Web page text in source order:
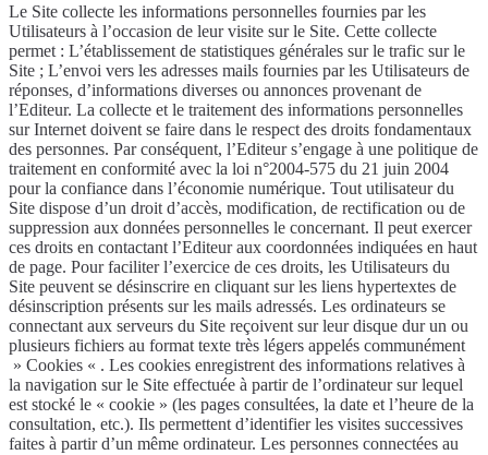
Le Site collecte les informations personnelles fournies par les
Utilisateurs à l’occasion de leur visite sur le Site. Cette collecte
permet : L’établissement de statistiques générales sur le trafic sur le
Site ; L’envoi vers les adresses mails fournies par les Utilisateurs de
réponses, d’informations diverses ou annonces provenant de
l’Editeur. La collecte et le traitement des informations personnelles
sur Internet doivent se faire dans le respect des droits fondamentaux
des personnes. Par conséquent, l’Editeur s’engage à une politique de
traitement en conformité avec la loi n°2004-575 du 21 juin 2004
pour la confiance dans l’économie numérique. Tout utilisateur du
Site dispose d’un droit d’accès, modification, de rectification ou de
suppression aux données personnelles le concernant. Il peut exercer
ces droits en contactant l’Editeur aux coordonnées indiquées en haut
de page. Pour faciliter l’exercice de ces droits, les Utilisateurs du
Site peuvent se désinscrire en cliquant sur les liens hypertextes de
désinscription présents sur les mails adressés. Les ordinateurs se
connectant aux serveurs du Site reçoivent sur leur disque dur un ou
plusieurs fichiers au format texte très légers appelés communément
» Cookies « . Les cookies enregistrent des informations relatives à
la navigation sur le Site effectuée à partir de l’ordinateur sur lequel
est stocké le « cookie » (les pages consultées, la date et l’heure de la
consultation, etc.). Ils permettent d’identifier les visites successives
faites à partir d’un même ordinateur. Les personnes connectées au